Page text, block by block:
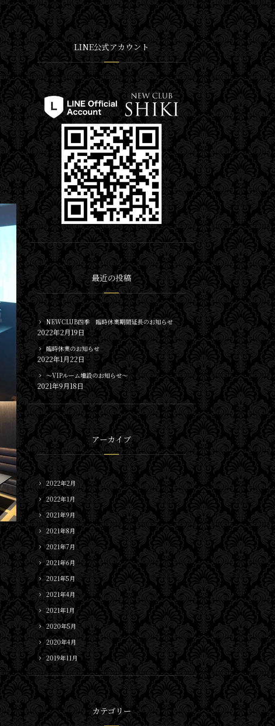
LINE公式アカウント
最近の投稿
NEWCLUB四季 臨時休業期間延長のお知らせ
2022年2月19日
臨時休業のお知らせ
2022年1月22日
〜VIPルーム増設のお知らせ〜
2021年9月18日
アーカイブ
2022年2月
2022年1月
2021年9月
2021年8月
2021年7月
2021年6月
2021年5月
2021年4月
2021年1月
2020年5月
2020年4月
2019年11月
カテゴリー